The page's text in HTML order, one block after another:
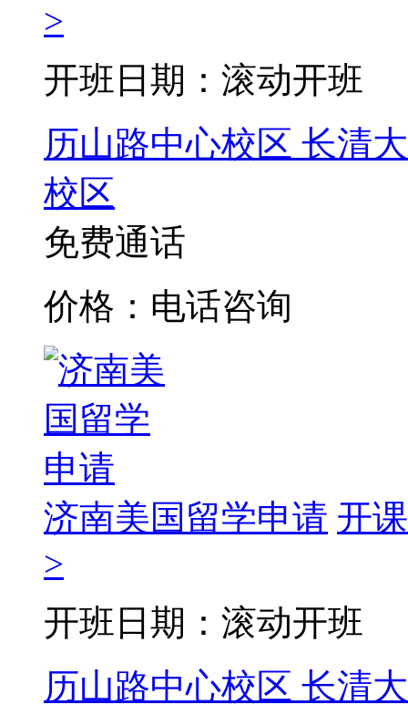
>
开班日期：滚动开班
历山路中心校区 长清
校区
免费通话
价格：电话咨询
济南美国留学申请 开
>
开班日期：滚动开班
历山路中心校区 长清